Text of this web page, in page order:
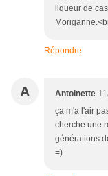
liqueur de
Répondre
A Antoinette
ça m'a l'air
cherche une
générations
=)